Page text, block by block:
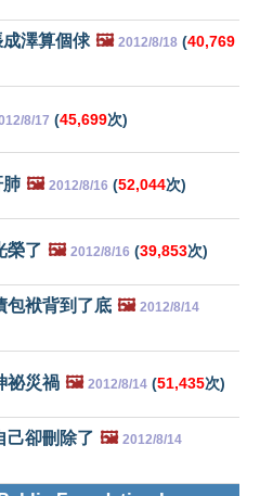
澤算個俅 🖼️ 2012/8/18 (40,769
8/17 (45,699次)
肺 🖼️ 2012/8/16 (52,044次)
榮了 🖼️ 2012/8/16 (39,853次)
包袱背到了底 🖼️ 2012/8/14
祕災禍 🖼️ 2012/8/14 (51,435次)
己卻刪除了 🖼️ 2012/8/14